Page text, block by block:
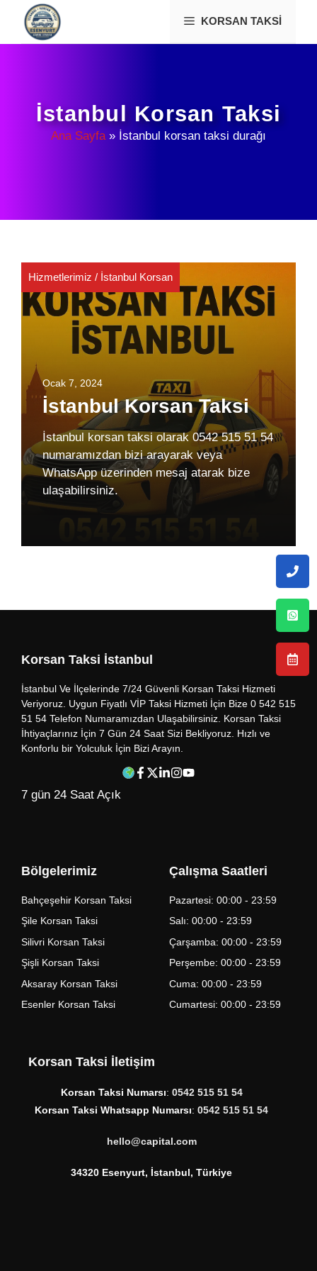
İçeriğe
KORSAN TAKSI
İstanbul Korsan Taksi
Ana Sayfa» İstanbul korsan taksi durağı
Hizmetlerimiz / İstanbul Korsan
Ocak 7, 2024
İstanbul Korsan Taksi
İstanbul korsan taksi olarak 0542 515 51 54
numaramızdan bizi arayarak veya
WhatsApp üzerinden mesaj atarak bize
ulaşabilirsiniz.
Korsan Taksi İstanbul
İstanbul Ve İlçelerinde 7/24 Güvenli Korsan Taksi Hizmeti
Veriyoruz. Uygun Fiyatlı VİP Taksi Hizmeti İçin Bize 0 542 515
51 54 Telefon Numaramızdan Ulaşabilirsiniz. Korsan Taksi
İhtiyaçlarınız İçin 7 Gün 24 Saat Sizi Bekliyoruz. Hızlı ve
Konforlu bir Yolculuk İçin Bizi Arayın.
7 gün 24 Saat Açık
Bölgelerimiz
Bahçeşehir Korsan Taksi
Şile Korsan Taksi
Silivri Korsan Taksi
Şişli Korsan Taksi
Aksaray Korsan Taksi
Esenler Korsan Taksi
Çalışma Saatleri
Pazartesi: 00:00 - 23:59
Salı: 00:00 - 23:59
Çarşamba: 00:00 - 23:59
Perşembe: 00:00 - 23:59
Cuma: 00:00 - 23:59
Cumartesi: 00:00 - 23:59
Korsan Taksi İletişim
Korsan Taksi Numarsı: 0542 515 51 54
Korsan Taksi Whatsapp Numarsı: 0542 515 51 54
hello@capital.com
34320 Esenyurt, İstanbul, Türkiye